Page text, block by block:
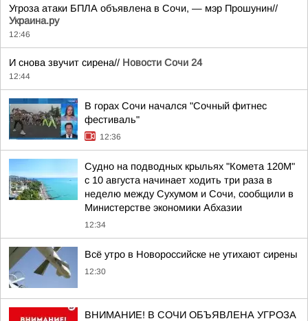
Угроза атаки БПЛА объявлена в Сочи, — мэр Прошунин//
Украина.ру
12:46
И снова звучит сирена// Новости Сочи 24
12:44
В горах Сочи начался "Сочный фитнес
фестиваль"
12:36
Судно на подводных крыльях "Комета 120М"
с 10 августа начинает ходить три раза в
неделю между Сухумом и Сочи, сообщили в
Министерстве экономики Абхазии
12:34
Всё утро в Новороссийске не утихают сирены
12:30
ВНИМАНИЕ! В СОЧИ ОБЪЯВЛЕНА УГРОЗА